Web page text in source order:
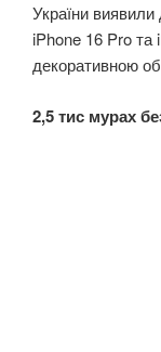
України
iPhone 16 Pro та
декоративною
2,5 тис мурах